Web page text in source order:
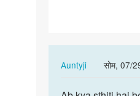
Auntyji
सोम, 07/
In
to